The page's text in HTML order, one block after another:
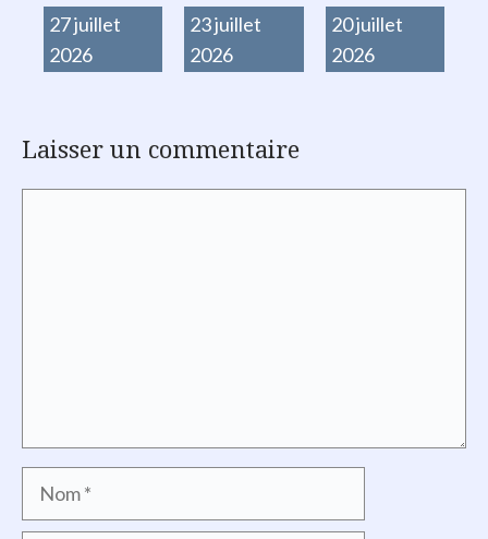
27 juillet
2026
23 juillet
2026
20 juillet
2026
Laisser un commentaire
Nom